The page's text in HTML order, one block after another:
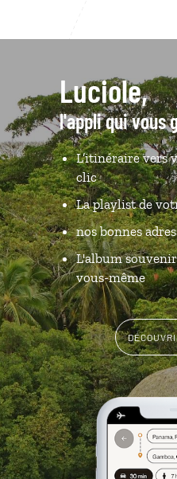
Luciole,
l'appli qui vous
L’itinéraire vers
clic
La playlist de
nos bonnes
L'album
vous-même